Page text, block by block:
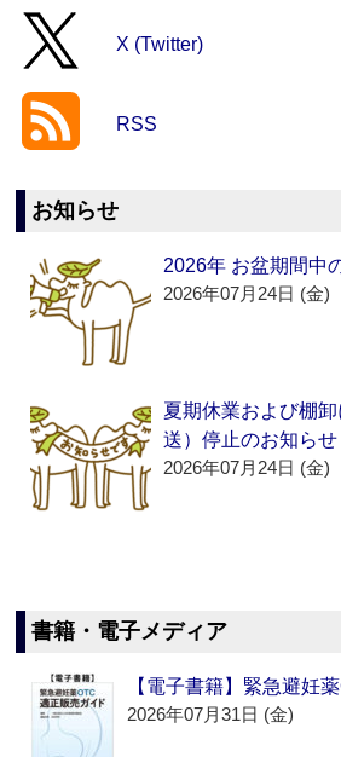
X (Twitter)
RSS
お知らせ
2026年 お盆期間中
2026年07月24日 (金)
夏期休業および棚
送）停止のお知らせ
2026年07月24日 (金)
書籍・電子メディア
【電子書籍】緊急避妊
2026年07月31日 (金)